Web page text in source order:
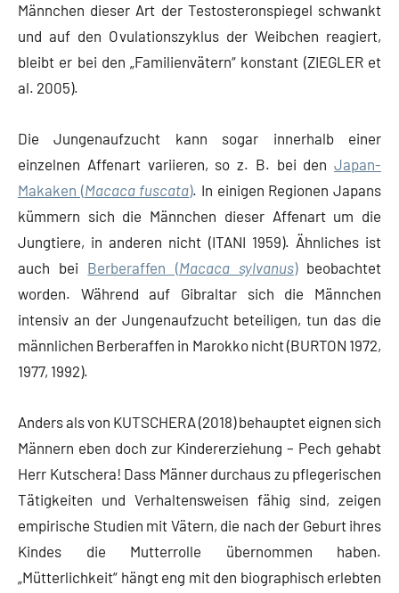
Männchen dieser Art der Testosteronspiegel schwankt
und auf den Ovulationszyklus der Weibchen reagiert,
bleibt er bei den „Familienvätern“ konstant (ZIEGLER et
al. 2005).
Die Jungenaufzucht kann sogar innerhalb einer
einzelnen Affenart variieren, so z. B. bei den Japan-
Makaken (Macaca fuscata). In einigen Regionen Japans
kümmern sich die Männchen dieser Affenart um die
Jungtiere, in anderen nicht (ITANI 1959). Ähnliches ist
auch bei Berberaffen (Macaca sylvanus)beobachtet
worden. Während auf Gibraltar sich die Männchen
intensiv an der Jungenaufzucht beteiligen, tun das die
männlichen Berberaffen in Marokko nicht (BURTON 1972,
1977, 1992).
Anders als von KUTSCHERA (2018) behauptet eignen sich
Männern eben doch zur Kindererziehung – Pech gehabt
Herr Kutschera! Dass Männer durchaus zu pflegerischen
Tätigkeiten und Verhaltensweisen fähig sind, zeigen
empirische Studien mit Vätern, die nach der Geburt ihres
Kindes die Mutterrolle übernommen haben.
„Mütterlichkeit“ hängt eng mit den biographisch erlebten